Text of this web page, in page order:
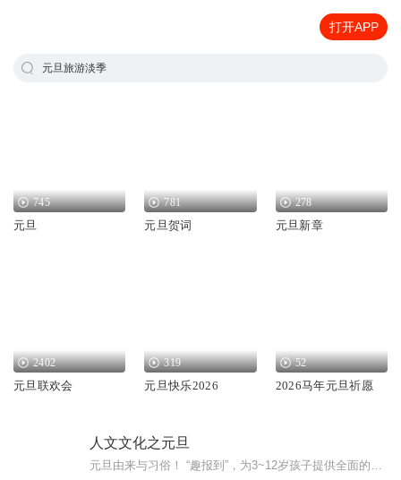
打开APP
元旦旅游淡季
745
元旦
781
元旦贺词
278
元旦新章
2402
元旦联欢会
319
元旦快乐2026
52
2026马年元旦祈愿
人文文化之元旦